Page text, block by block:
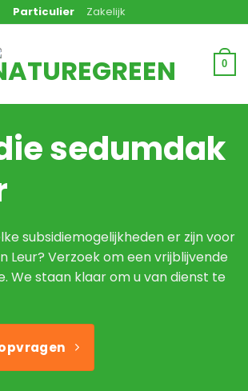
Particulier Zakelijk
0
sedumdak
subsidiemogelijkheden er zijn voor
Leur? Verzoek om een vrijblijvende
We staan klaar om u van dienst te